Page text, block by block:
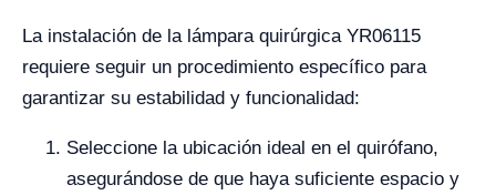
La instalación de la lámpara quirúrgica YR06115
requiere seguir un procedimiento específico para
garantizar su estabilidad y funcionalidad:
Seleccione la ubicación ideal en el quirófano,
asegurándose de que haya suficiente espacio y